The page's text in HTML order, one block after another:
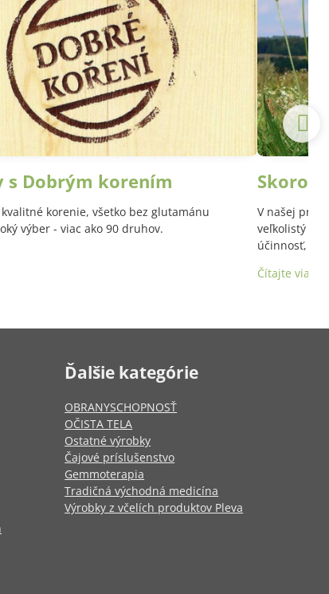
s Dobrým korením
korenie, všetko bez glutamánu
výber - viac ako 90 druhov.
V našej
veľkolistý a
účinnosť, aj
Čítajte viac
Ďalšie kategórie
OBRANYSCHOPNOSŤ
OČISTA TELA
Ostatné výrobky
Čajové príslušenstvo
Gemmoterapia
Tradičná východná medicína
Výrobky z včelích produktov Pleva